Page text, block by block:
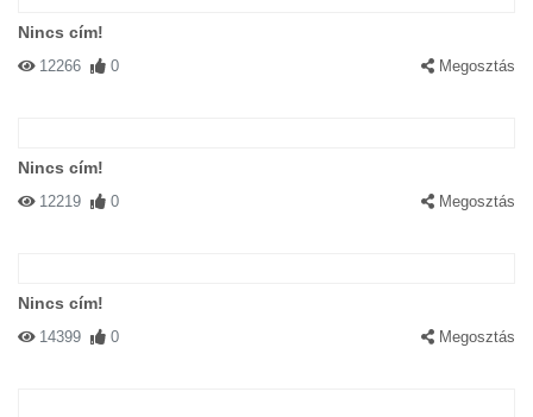
Nincs cím!
12266 0 Megosztás
Nincs cím!
12219 0 Megosztás
Nincs cím!
14399 0 Megosztás